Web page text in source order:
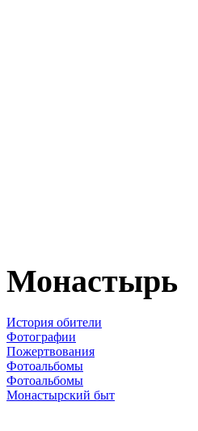
Монастырь
История обители
Фотографии
Пожертвования
Фотоальбомы
Фотоальбомы
Монастырский быт